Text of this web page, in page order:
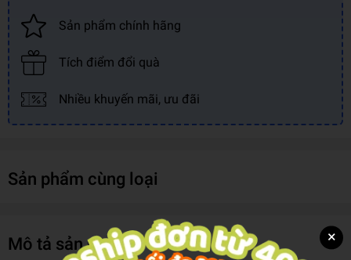
Sản phẩm chính hãng
Tích điểm đổi quà
Nhiều khuyến mãi, ưu đãi
Sản phẩm cùng loại
Mô tả sản phẩm ×